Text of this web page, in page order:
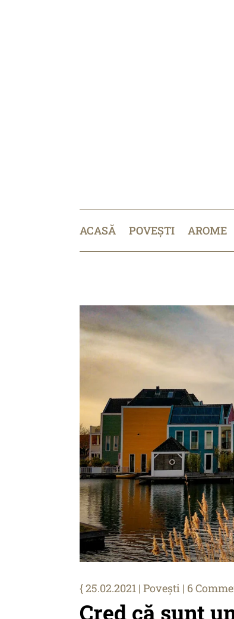
ACASĂ POVEȘTI AROME
Cred că sunt
25.02.2021 |Povești | 6